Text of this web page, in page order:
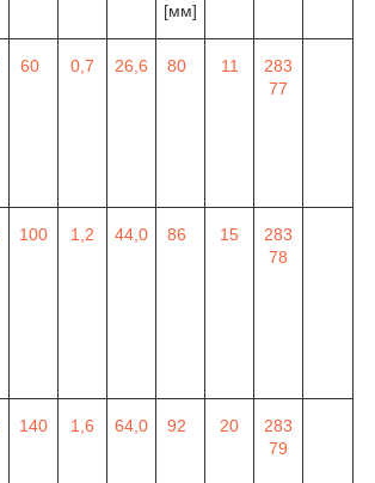
[мм]
60 0,7 26,6 80 11
283
77
100 1,2 44,0 86 15
283
78
140 1,6 64,0 92 20
283
79